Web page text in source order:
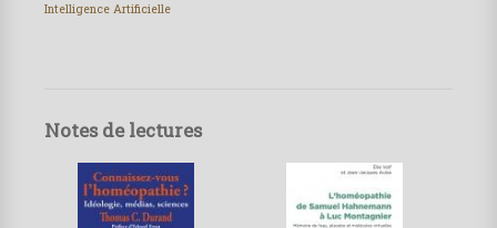
Intelligence Artificielle
Notes de lectures